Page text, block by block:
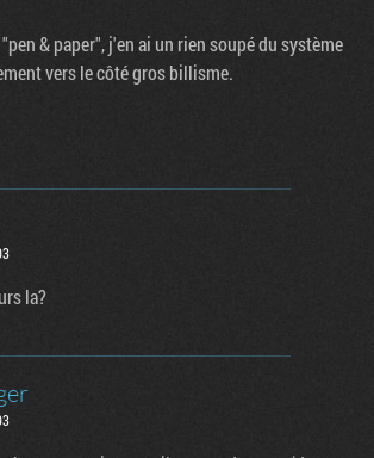
& paper", j'en ai un rien soupé du système
vers le côté gros billisme.
la?